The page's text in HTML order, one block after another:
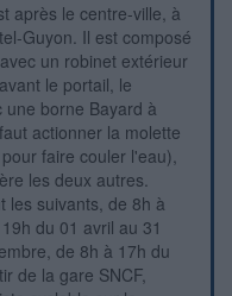
après le centre-ville, à
Guyon. Il est composé
un robinet extérieur
le portail, le
borne Bayard à
actionner la molette
faire couler l'eau),
les deux autres.
les suivants, de 8h à
du 01 avril au 31
de 8h à 17h du
de la gare SNCF,